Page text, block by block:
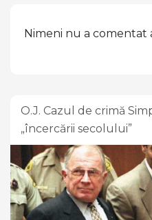
Nimeni nu a comentat
O.J. Cazul de crimă
„încercării secolului”